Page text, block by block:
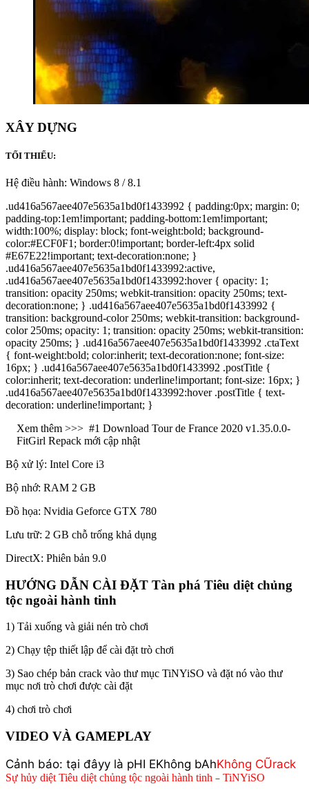
XÂY DỰNG
TỐI THIỂU:
Hệ điều hành: Windows 8 / 8.1
.ud416a567aee407e5635a1bd0f1433992 { padding:0px; margin: 0;
padding-top:1em!important; padding-bottom:1em!important;
width:100%; display: block; font-weight:bold; background-
color:#ECF0F1; border:0!important; border-left:4px solid
#E67E22!important; text-decoration:none; }
.ud416a567aee407e5635a1bd0f1433992:active,
.ud416a567aee407e5635a1bd0f1433992:hover { opacity: 1;
transition: opacity 250ms; webkit-transition: opacity 250ms; text-
decoration:none; } .ud416a567aee407e5635a1bd0f1433992 {
transition: background-color 250ms; webkit-transition: background-
color 250ms; opacity: 1; transition: opacity 250ms; webkit-transition:
opacity 250ms; } .ud416a567aee407e5635a1bd0f1433992 .ctaText
{ font-weight:bold; color:inherit; text-decoration:none; font-size:
16px; } .ud416a567aee407e5635a1bd0f1433992 .postTitle {
color:inherit; text-decoration: underline!important; font-size: 16px; }
.ud416a567aee407e5635a1bd0f1433992:hover .postTitle { text-
decoration: underline!important; }
Xem thêm >>> #1 Download Tour de France 2020 v1.35.0.0-
FitGirl Repack mới cập nhật
Bộ xử lý: Intel Core i3
Bộ nhớ: RAM 2 GB
Đồ họa: Nvidia Geforce GTX 780
Lưu trữ: 2 GB chỗ trống khả dụng
DirectX: Phiên bản 9.0
HƯỚNG DẪN CÀI ĐẶT Tàn phá Tiêu diệt chủng
tộc ngoài hành tinh
1) Tải xuống và giải nén trò chơi
2) Chạy tệp thiết lập để cài đặt trò chơi
3) Sao chép bản crack vào thư mục TiNYiSO và đặt nó vào thư
mục nơi trò chơi được cài đặt
4) chơi trò chơi
VIDEO VÀ GAMEPLAY
Cảnh báo: tại đâyy là pHI EKhông bAhKhông CŨrack
Sự hủy diệt Tiêu diệt chủng tộc ngoài hành tinh – TiNYiSO